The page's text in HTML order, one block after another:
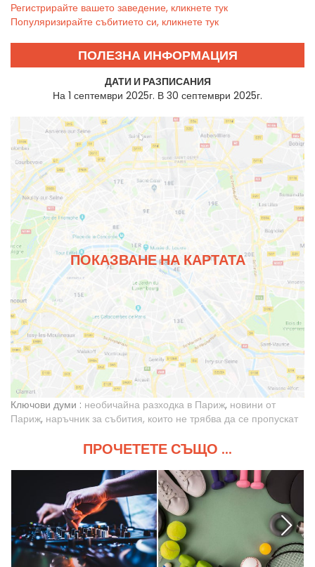
Регистрирайте вашето заведение, кликнете тук
Популяризирайте събитието си, кликнете тук
ПОЛЕЗНА ИНФОРМАЦИЯ
ДАТИ И РАЗПИСАНИЯ
На 1 септември 2025г. В 30 септември 2025г.
ПОКАЗВАНЕ НА КАРТАТА
Ключови думи : необичайна разходка в Париж, новини от
Париж, наръчник за събития, които не трябва да се пропускат
ПРОЧЕТЕТЕ СЪЩО ...